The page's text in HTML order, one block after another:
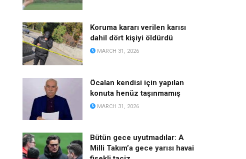
Koruma kararı verilen karısı
dahil dört kişiyi öldürdü
MARCH 31, 2026
Öcalan kendisi için yapılan
konuta henüz taşınmamış
MARCH 31, 2026
Bütün gece uyutmadılar: A
Milli Takım’a gece yarısı havai